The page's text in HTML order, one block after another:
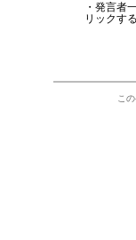
・発言者
リックす
こ